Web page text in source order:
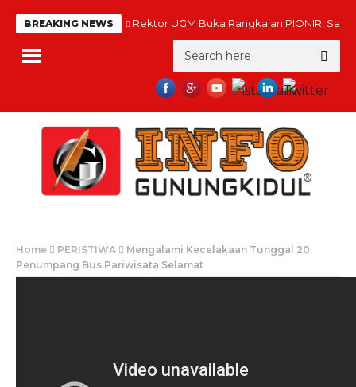
BREAKING NEWS Rektor UGM Buka Rangkaian PIONIR,
Home PERISTIWA
Mengalami Kecelakaan Tunggal 20
Penumpang Bus Pariwisata Selamat